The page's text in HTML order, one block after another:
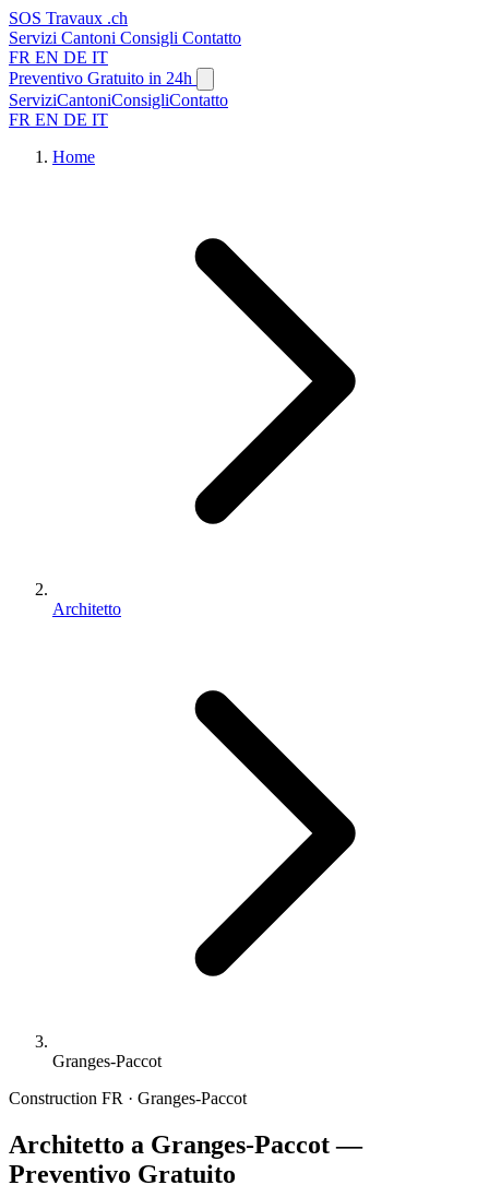
SOS Travaux .ch
Servizi Cantoni Consigli Contatto
FR EN DE IT
Preventivo Gratuito in 24h
ServiziCantoniConsigliContatto
FR EN DE IT
Home
Architetto
Granges-Paccot
Construction FR · Granges-Paccot
Architetto a Granges-Paccot —
Preventivo Gratuito